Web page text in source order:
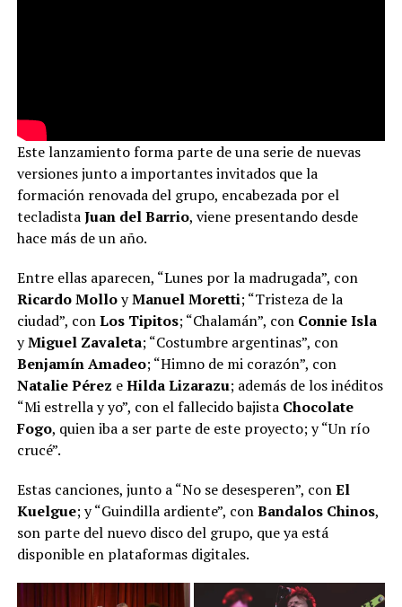
Este lanzamiento forma parte de una serie de nuevas
versiones junto a importantes invitados que la
formación renovada del grupo, encabezada por el
tecladistaJuan del Barrio, viene presentando desde
hace más de un año.
Entre ellas aparecen, “Lunes por la madrugada”, con
Ricardo MolloyManuel Moretti; “Tristeza de la
ciudad”, conLos Tipitos; “Chalamán”, con Connie Isla
yMiguel Zavaleta; “Costumbre argentinas”, con
Benjamín Amadeo; “Himno de mi corazón”, con
Natalie Pérez eHilda Lizarazu; además de los inéditos
“Mi estrella y yo”, con el fallecido bajista Chocolate
Fogo, quien iba a ser parte de este proyecto; y “Un río
crucé”.
Estas canciones, junto a “No se desesperen”, conEl
Kuelgue; y “Guindilla ardiente”, conBandalos Chinos,
son parte del nuevo disco del grupo, que ya está
disponible en plataformas digitales.